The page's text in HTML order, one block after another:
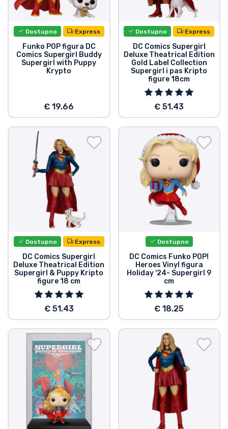
Dostupno Express
Funko POP figura DC
Comics Supergirl Buddy
Supergirl with Puppy
Krypto
€ 19.66
Dostupno Express
DC Comics Supergirl
Deluxe Theatrical Edition
Gold Label Collection
Supergirl i pas Kripto
figure 18cm
€ 51.43
Dostupno Express
DC Comics Supergirl
Deluxe Theatrical Edition
Supergirl & Puppy Kripto
figure 18 cm
€ 51.43
Dostupno
DC Comics Funko POP!
Heroes Vinyl figura
Holiday '24- Supergirl 9
cm
€ 18.25
Crtani proizvodi
Anime proizvodi
Gamer proizvodi
Glazbeni proizvodi
Vrste proizvoda
Marke